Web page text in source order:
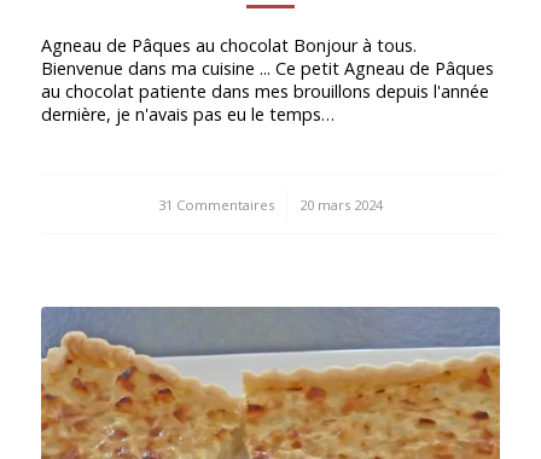
Agneau de Pâques au chocolat Bonjour à tous.
Bienvenue dans ma cuisine ... Ce petit Agneau de Pâques
au chocolat patiente dans mes brouillons depuis l'année
dernière, je n'avais pas eu le temps…
31 Commentaires
/ 20 mars 2024